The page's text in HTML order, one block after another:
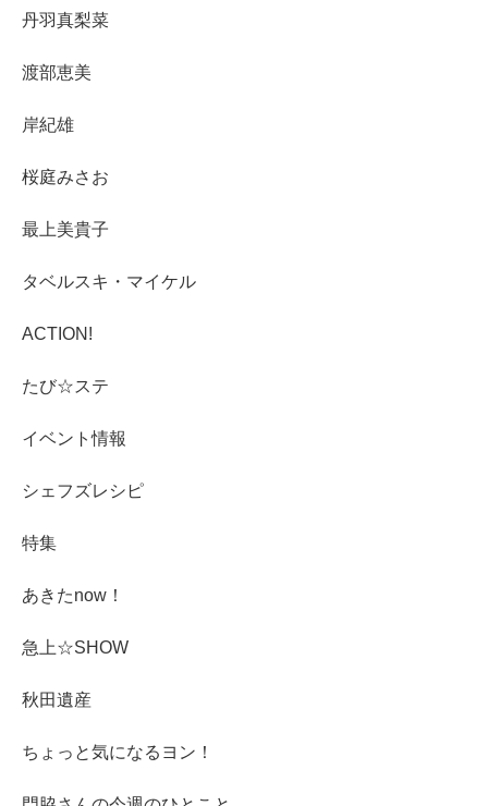
丹羽真梨菜
渡部恵美
岸紀雄
桜庭みさお
最上美貴子
タベルスキ・マイケル
ACTION!
たび☆ステ
イベント情報
シェフズレシピ
特集
あきたnow！
急上☆SHOW
秋田遺産
ちょっと気になるヨン！